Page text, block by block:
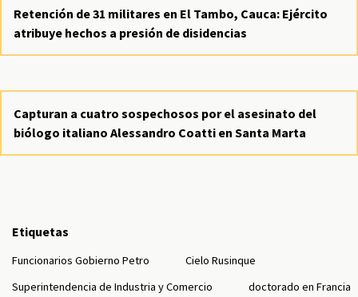
Retención de 31 militares en El Tambo, Cauca: Ejército
atribuye hechos a presión de disidencias
Capturan a cuatro sospechosos por el asesinato del
biólogo italiano Alessandro Coatti en Santa Marta
Etiquetas
Funcionarios Gobierno Petro
Cielo Rusinque
Superintendencia de Industria y Comercio
doctorado en Francia